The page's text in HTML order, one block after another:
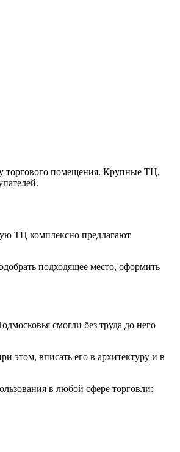
торгового помещения. Крупные ТЦ,
ТЦ комплексно предлагают
подходящее место, оформить
смогли без труда до него
этом, вписать его в архитектуру и в
в любой сфере торговли: